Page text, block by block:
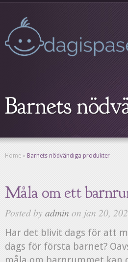
Barnets
Home » Barnets nödvändiga produkter
Måla om ett
Posted byadminon jan 20,
Har det blivit dags för att
dags för första barnet?